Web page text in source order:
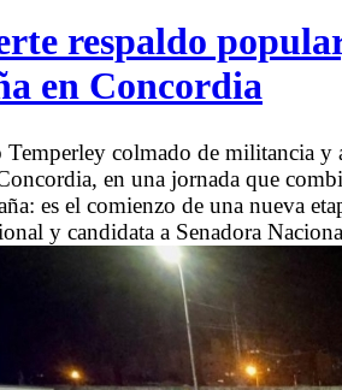
respaldo
en Concordia
colmado de militancia y
en una jornada que
es el comienzo de una nueva
y candidata a Senadora